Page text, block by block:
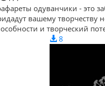
одуванчики - это
вашему творчеству
и творческий
8